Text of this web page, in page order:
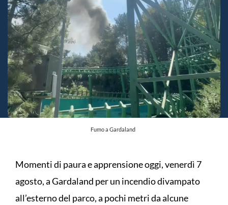
Fumo a Gardaland
Momenti di paura e apprensione oggi, venerdì 7
agosto, a Gardaland per un incendio divampato
all’esterno del parco, a pochi metri da alcune